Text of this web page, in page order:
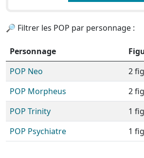
🔎 Filtrer les POP par personnage :
Personnage
POP Neo
2
POP Morpheus
2
POP Trinity
1
POP Psychiatre
1